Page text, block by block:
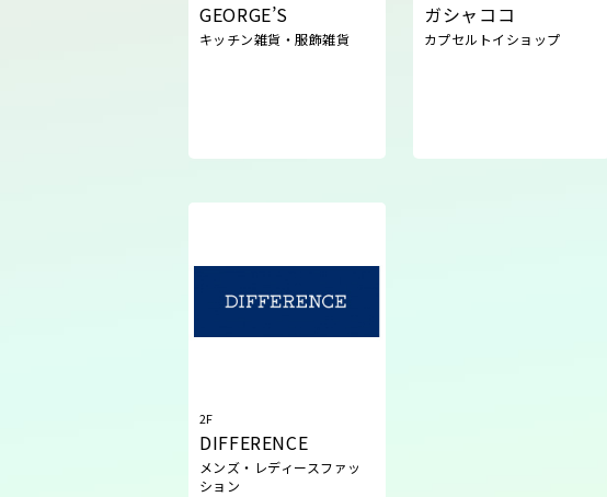
GEORGE’S
キッチン雑貨・服飾雑貨
ガシャココ
カプセルトイショップ
2F
DIFFERENCE
メンズ・レディースファッ
ション